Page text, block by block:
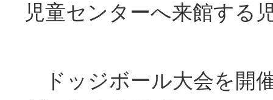
児童センターへ来館する
ドッジボール大会を開